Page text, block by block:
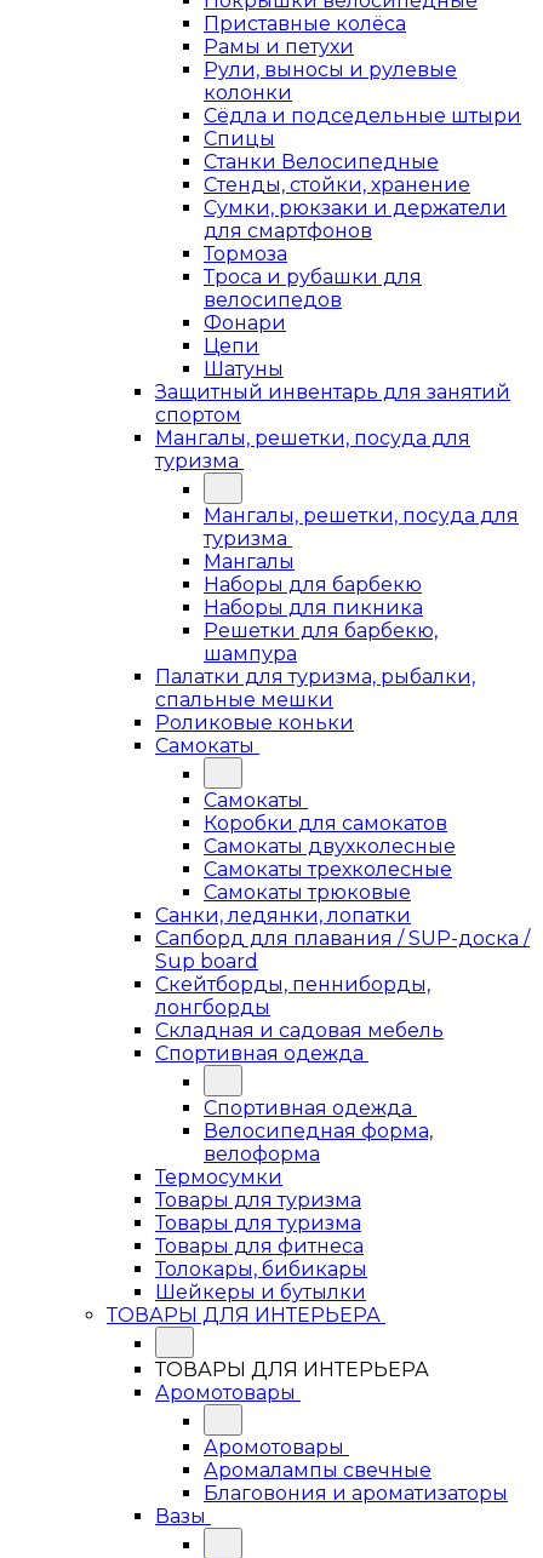
Приставные колёса
Рамы и петухи
Рули, выносы и рулевые
колонки
Сёдла и подседельные штыри
Спицы
Станки Велосипедные
Стенды, стойки, хранение
Сумки, рюкзаки и держатели
для смартфонов
Тормоза
Троса и рубашки для
велосипедов
Фонари
Цепи
Шатуны
Защитный инвентарь для занятий
спортом
Мангалы, решетки, посуда для
туризма
Мангалы, решетки, посуда для
туризма
Мангалы
Наборы для барбекю
Наборы для пикника
Решетки для барбекю,
шампура
Палатки для туризма, рыбалки,
спальные мешки
Роликовые коньки
Самокаты
Самокаты
Коробки для самокатов
Самокаты двухколесные
Самокаты трехколесные
Самокаты трюковые
Санки, ледянки, лопатки
Сапборд для плавания / SUP-доска /
Sup board
Скейтборды, пенниборды,
лонгборды
Складная и садовая мебель
Спортивная одежда
Спортивная одежда
Велосипедная форма,
велоформа
Термосумки
Товары для туризма
Товары для туризма
Товары для фитнеса
Толокары, бибикары
Шейкеры и бутылки
ТОВАРЫ ДЛЯ ИНТЕРЬЕРА
ТОВАРЫ ДЛЯ ИНТЕРЬЕРА
Аромотовары
Аромотовары
Аромалампы свечные
Благовония и ароматизаторы
Вазы